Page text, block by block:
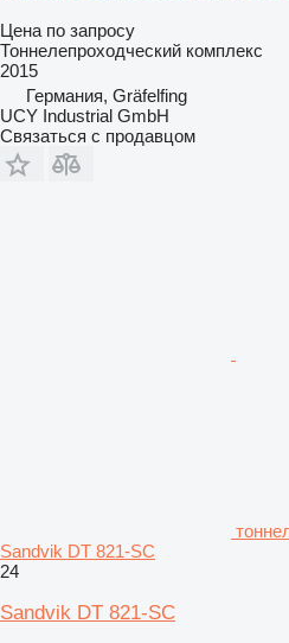
Цена по запросу
Тоннелепроходческий комплекс
2015
Германия, Gräfelfing
UCY Industrial GmbH
Связаться с продавцом
Sandvik DT 821-SC
24
Sandvik DT 821-SC